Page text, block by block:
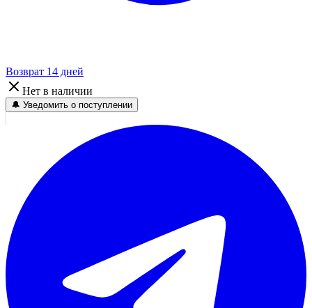
Возврат 14 дней
Нет в наличии
🔔 Уведомить о поступлении